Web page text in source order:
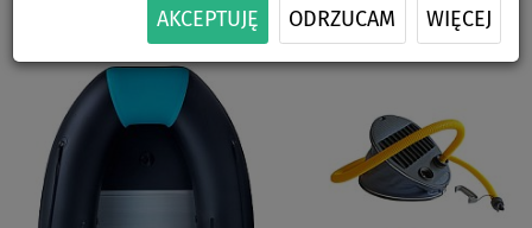
AKCEPTUJĘ ODRZUCAM WIĘCEJ
Next